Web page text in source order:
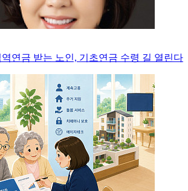
역연금 받는 노인, 기초연금 수령 길 열린다